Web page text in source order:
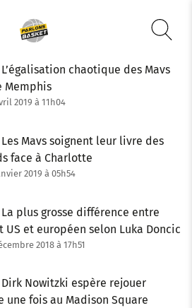
L’égalisation chaotique des Mavs
Memphis
2019 à 11h04
Les Mavs soignent leur livre des
face à Charlotte
2019 à 05h54
La plus grosse différence entre
US et européen selon Luka Doncic
2018 à 17h51
Dirk Nowitzki espère rejouer
une fois au Madison Square